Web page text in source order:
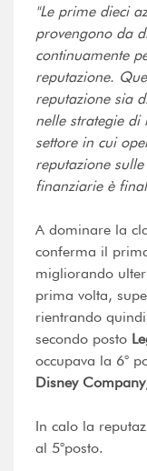
"Le prime dieci
provengono da
continuamente
reputazione.
reputazione sia
nelle strategie di
settore in cui
reputazione
finanziarie è
A dominare la
conferma il
migliorando
prima volta,
rientrando
secondo posto
occupava la 6°
Disney Company
In calo la
al 5°posto.